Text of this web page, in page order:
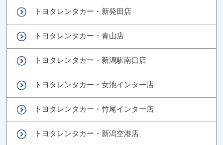
トヨタレンタカー・新発田店
トヨタレンタカー・青山店
トヨタレンタカー・新潟駅南口店
トヨタレンタカー・女池インター店
トヨタレンタカー・竹尾インター店
トヨタレンタカー・新潟空港店